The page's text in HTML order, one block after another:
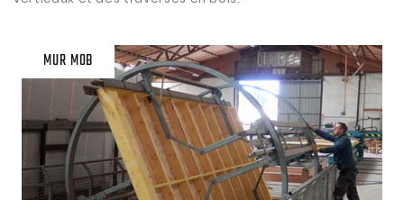
MUR MOB